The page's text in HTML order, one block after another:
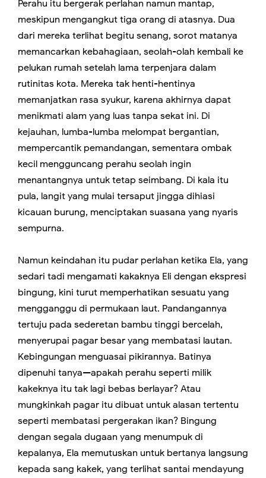
Perahu itu bergerak perlahan namun mantap,
meskipun mengangkut tiga orang di atasnya. Dua
dari mereka terlihat begitu senang, sorot matanya
memancarkan kebahagiaan, seolah-olah kembali ke
pelukan rumah setelah lama terpenjara dalam
rutinitas kota. Mereka tak henti-hentinya
memanjatkan rasa syukur, karena akhirnya dapat
menikmati alam yang luas tanpa sekat ini. Di
kejauhan, lumba-lumba melompat bergantian,
mempercantik pemandangan, sementara ombak
kecil mengguncang perahu seolah ingin
menantangnya untuk tetap seimbang. Di kala itu
pula, langit yang mulai tersaput jingga dihiasi
kicauan burung, menciptakan suasana yang nyaris
sempurna.
Namun keindahan itu pudar perlahan ketika Ela, yang
sedari tadi mengamati kakaknya Eli dengan ekspresi
bingung, kini turut memperhatikan sesuatu yang
mengganggu di permukaan laut. Pandangannya
tertuju pada sederetan bambu tinggi bercelah,
menyerupai pagar besar yang membatasi lautan.
Kebingungan menguasai pikirannya. Batinya
dipenuhi tanya—apakah perahu seperti milik
kakeknya itu tak lagi bebas berlayar? Atau
mungkinkah pagar itu dibuat untuk alasan tertentu
seperti membatasi pergerakan ikan? Bingung
dengan segala dugaan yang menumpuk di
kepalanya, Ela memutuskan untuk bertanya langsung
kepada sang kakek, yang terlihat santai mendayung